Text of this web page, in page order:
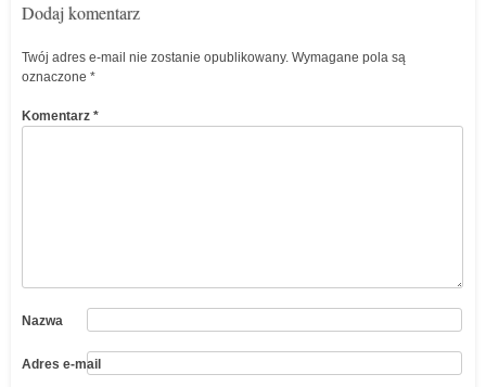
Dodaj komentarz
Twój adres e-mail nie zostanie opublikowany. Wymagane pola są
oznaczone *
Komentarz *
Nazwa
Adres e-mail